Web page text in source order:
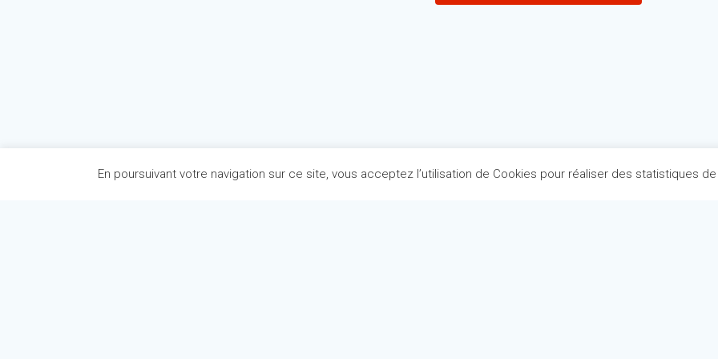
En poursuivant votre navigation sur ce site, vous acceptez l’utilisation de Cookies pour réaliser des statistiques